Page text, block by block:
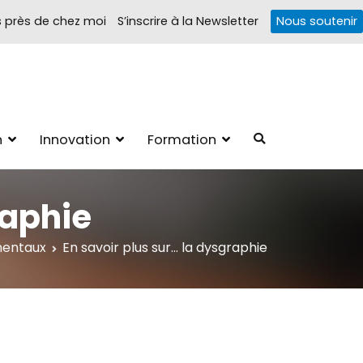
près de chez moi S’inscrire à la Newsletter Nous soutenir
autour des troubles cognitifs dys ou acquis
Innovation Formation
En savoir plus sur… la dysgraphie